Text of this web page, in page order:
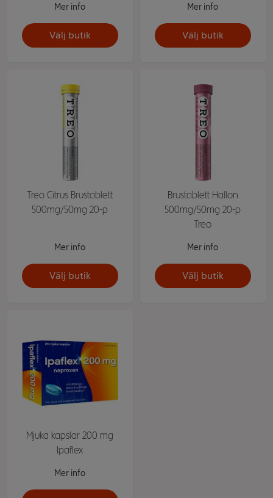
Mer info
Välj butik
Mer info
Välj butik
Treo Citrus Brustablett
500mg/50mg 20-p
Mer info
Välj butik
Brustablett Hallon
500mg/50mg 20-p
Treo
Mer info
Välj butik
Mjuka kapslar 200 mg
Ipaflex
Mer info